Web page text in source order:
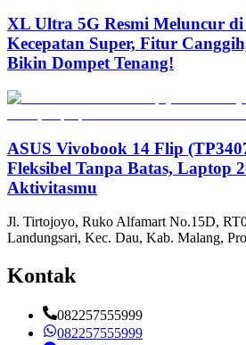
XL Ultra 5G Resmi Meluncur di
Kecepatan Super, Fitur
Bikin Dompet Tenang!
ASUS Vivobook 14 Flip
Fleksibel Tanpa Batas, Laptop
Aktivitasmu
Jl. Tirtojoyo, Ruko Alfamart No.15D,
Landungsari, Kec. Dau, Kab. Malang,
Kontak
082257555999
082257555999